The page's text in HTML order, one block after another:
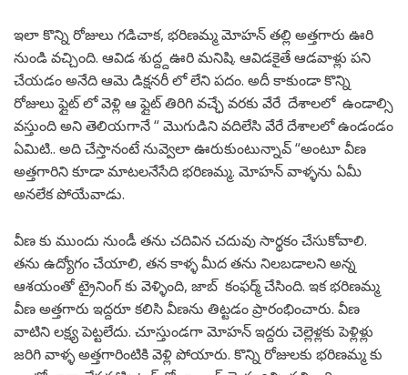
ఇలా కొన్ని రోజులు గడిచాక, భరిణమ్మ మోహన్ తల్లి అత్తగారు ఊరి
నుండి వచ్చింది. ఆవిడ శుద్ద్దఊరి మనిషి. ఆవిడకైతే ఆడవాళ్లు పని
చేయడం అనేది ఆమె డిక్షనరీ లో లేని పదం. అదీ కాకుండా కొన్ని
రోజులు ఫ్లైట్ లో వెళ్లి ఆ ఫ్లైట్ తిరిగి వచ్ఛే వరకు వేరే దేశాలలో ఉండాల్సి
వస్తుంది అని తెలియగానే “ మొగుడిని వదిలేసి వేరే దేశాలలో ఉండండం
ఏమిటి.. అది చేస్తానంటే నువ్వెలా ఊరుకుంటున్నావ్ “అంటూ వీణ
అత్తగారిని కూడా మాటలనేసేది భరిణమ్మ. మోహన్ వాళ్ళను ఏమీ
అనలేక పోయేవాడు.
వీణ కు ముందు నుండీ తను చదివిన చదువు సార్థకం చేసుకోవాలి.
తను ఉద్యోగం చేయాలి, తన కాళ్ళ మీద తను నిలబడాలని అన్న
ఆశయంతో ట్రైనింగ్ కు వెళ్ళింది, జాబ్ కంఫర్మ్ చేసింది. ఇక భరిణమ్మ
వీణ అత్తగారు ఇద్దరూ కలిసి వీణను తిట్టడం ప్రారంభించారు. వీణ
వాటిని లక్ష్య పెట్టలేదు. చూస్తుండగా మోహన్ ఇద్దరు చెల్లెళ్లకు పెళ్లిళ్లు
జరిగి వాళ్ళ అత్తగారింటికి వెళ్లి పోయారు. కొన్ని రోజులకు భరిణమ్మ కు